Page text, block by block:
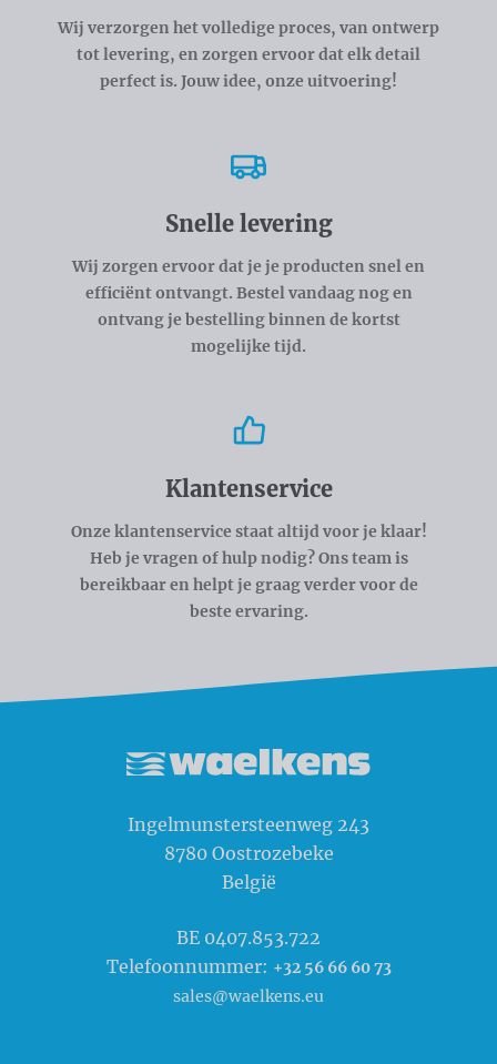
Wij verzorgen het volledige proces, van ontwerp
tot levering, en zorgen ervoor dat elk detail
perfect is. Jouw idee, onze uitvoering!
Snelle levering
Wij zorgen ervoor dat je je producten snel en
efficiënt ontvangt. Bestel vandaag nog en
ontvang je bestelling binnen de kortst
mogelijke tijd.
Klantenservice
Onze klantenservice staat altijd voor je klaar!
Heb je vragen of hulp nodig? Ons team is
bereikbaar en helpt je graag verder voor de
beste ervaring.
Ingelmunstersteenweg 243
8780 Oostrozebeke
België
BE 0407.853.722
Telefoonnummer: +32 56 66 60 73
sales@waelkens.eu